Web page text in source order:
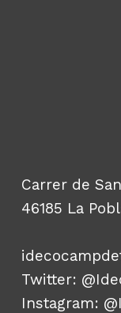
Carrer de
46185 La
Twitter:
Instagram: